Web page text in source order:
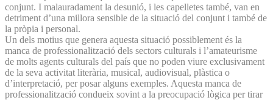
conjunt. I malauradament la desunió, i les capelletes també, van en
detriment d’una millora sensible de la situació del conjunt i també de
la pròpia i personal.
Un dels motius que genera aquesta situació possiblement és la
manca de professionalització dels sectors culturals i l’amateurisme
de molts agents culturals del país que no poden viure exclusivament
de la seva activitat literària, musical, audiovisual, plàstica o
d’interpretació, per posar alguns exemples. Aquesta manca de
professionalització condueix sovint a la preocupació lògica per tirar